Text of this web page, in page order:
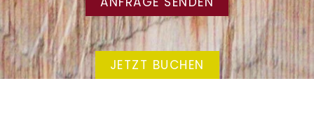
JETZT BUCHEN